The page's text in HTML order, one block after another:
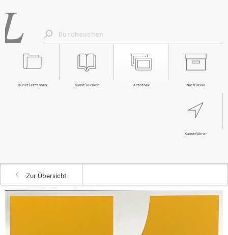
Nachlässe
Artothek
Kunstlexikon
Künstler*innen
Kunstführer
Zur Übersicht